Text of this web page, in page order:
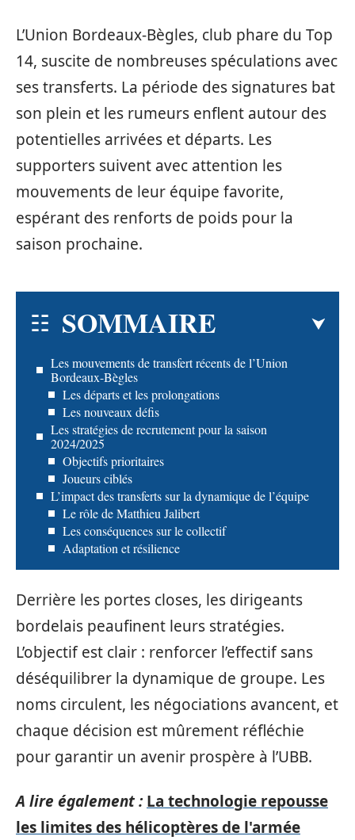
L’Union Bordeaux-Bègles, club phare du Top
14, suscite de nombreuses spéculations avec
ses transferts. La période des signatures bat
son plein et les rumeurs enflent autour des
potentielles arrivées et départs. Les
supporters suivent avec attention les
mouvements de leur équipe favorite,
espérant des renforts de poids pour la
saison prochaine.
SOMMAIRE
Les mouvements de transfert récents de l’Union
Bordeaux-Bègles
Les départs et les prolongations
Les nouveaux défis
Les stratégies de recrutement pour la saison
2024/2025
Objectifs prioritaires
Joueurs ciblés
L’impact des transferts sur la dynamique de l’équipe
Le rôle de Matthieu Jalibert
Les conséquences sur le collectif
Adaptation et résilience
Derrière les portes closes, les dirigeants
bordelais peaufinent leurs stratégies.
L’objectif est clair : renforcer l’effectif sans
déséquilibrer la dynamique de groupe. Les
noms circulent, les négociations avancent, et
chaque décision est mûrement réfléchie
pour garantir un avenir prospère à l’UBB.
A lire également : La technologie repousse
les limites des hélicoptères de l'armée